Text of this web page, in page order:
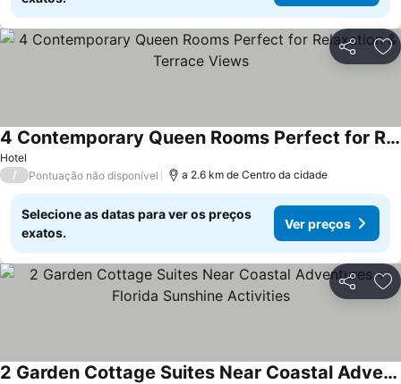
Partilhar
Hotel
4 Contemporary Queen Rooms Perfect for Relaxation & Terrace Views
/ Pontuação não disponível a 2.6 km de Centro da cidade
Selecione as datas para ver os preços
exatos.
Ver preços
Partilhar
2 Garden Cottage Suites Near Coastal Adventures + Florida Sunshine Activities